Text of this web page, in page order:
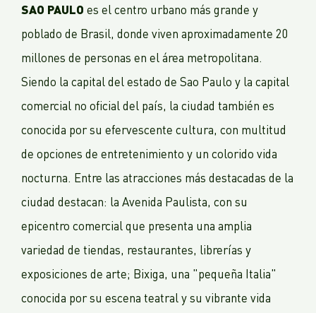
SAO PAULO es el centro urbano más grande y
poblado de Brasil, donde viven aproximadamente 20
millones de personas en el área metropolitana.
Siendo la capital del estado de Sao Paulo y la capital
comercial no oficial del país, la ciudad también es
conocida por su efervescente cultura, con multitud
de opciones de entretenimiento y un colorido vida
nocturna. Entre las atracciones más destacadas de la
ciudad destacan: la Avenida Paulista, con su
epicentro comercial que presenta una amplia
variedad de tiendas, restaurantes, librerías y
exposiciones de arte; Bixiga, una "pequeña Italia"
conocida por su escena teatral y su vibrante vida